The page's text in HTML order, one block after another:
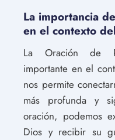
La importancia
en el contexto
La Oración de
importante en el
nos permite
más profunda y
oración, podemos
Dios y recibir su